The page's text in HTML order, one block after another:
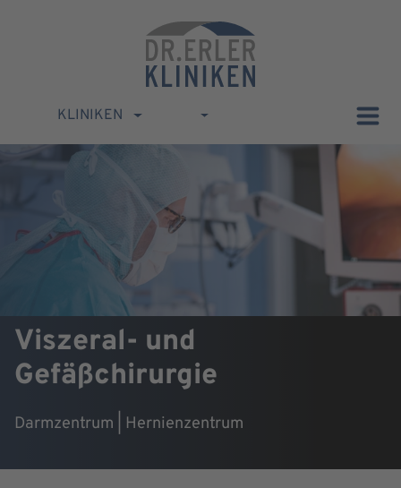
KLINIKEN
Viszeral- und
Gefäßchirurgie
Darmzentrum | Hernienzentrum